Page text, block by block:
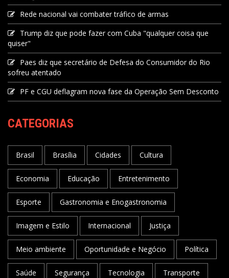
Rede nacional vai combater tráfico de armas
Trump diz que pode fazer com Cuba "qualquer coisa que
quiser"
Paes diz que secretário de Defesa do Consumidor do Rio
sofreu atentado
PF e CGU deflagram nova fase da Operação Sem Desconto
CATEGORIAS
Brasil Brasília Cidades Cultura
Economia Educação Entretenimento
Esporte Gastronomia e Enogastronomia
Imagem e Estilo Internacional Justiça
Meio ambiente Oportunidade e Negócio Política
Saúde Segurança Tecnologia Transporte